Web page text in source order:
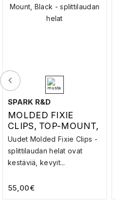
SPARK R&D
MOLDED FIXIE
CLIPS, TOP-MOUNT,
BLACK –
SPLITTILAUDAN
HELAT
Uudet Molded Fixie Clips -
splittilaudan helat ovat
kestäviä, kevyit...
55,00€